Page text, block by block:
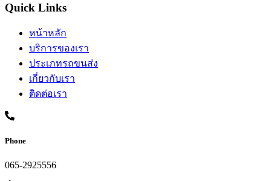
Quick Links
หน้าหลัก
บริการของเรา
ประเภทรถขนส่ง
เกี่ยวกับเรา
ติดต่อเรา
Phone
065-2925556